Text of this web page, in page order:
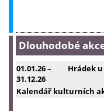
Dlouhodobé
01.01.26–
31.12.26
Hrádek
Kalendář kulturních